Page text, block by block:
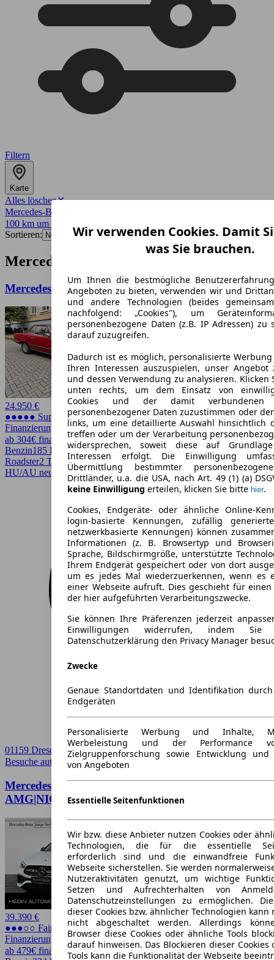
Wir verwenden Cookies. Damit
was Sie brauchen.
Um Ihnen die bestmögliche
Angeboten zu bieten, verwenden wir und
und andere Technologien (beides
nachfolgend: „Cookies"), um
personenbezogene Daten (z.B. IP Adressen) zu
darauf zuzugreifen.
Dadurch ist es möglich, personalisierte
Ihren Interessen auszuspielen, unser Angebot
und dessen Verwendung zu analysieren. Klicken
unten rechts, um dem Einsatz von
Cookies und der damit verbundenen
personenbezogener Daten zuzustimmen oder
links, um eine detaillierte Auswahl hinsichtlich
treffen oder um der Verarbeitung
widersprechen, soweit diese auf
Interessen erfolgt. Die Einwilligung
Übermittlung bestimmter
Drittländer, u.a. die USA, nach Art. 49 (1) (a)
keine Einwilligung erteilen, klicken Sie bitte hier.
Cookies, Endgeräte- oder ähnliche Online-
login-basierte Kennungen, zufällig
netzwerkbasierte Kennungen) können
Informationen (z. B. Browsertyp und
Sprache, Bildschirmgröße, unterstützte
Ihrem Endgerät gespeichert oder von dort
um es jedes Mal wiederzuerkennen, wenn es
einer Webseite aufruft. Dies geschieht für
der hier aufgeführten Verarbeitungszwecke.
Sie können Ihre Präferenzen jederzeit
Einwilligungen widerrufen, indem
Datenschutzerklärung den Privacy Manager
Zwecke
Genaue Standortdaten und Identifikation
Endgeräten
Personalisierte Werbung und Inhalte,
Werbeleistung und der Performance
Zielgruppenforschung sowie Entwicklung und
von Angeboten
Essentielle Seitenfunktionen
Wir bzw. diese Anbieter nutzen Cookies oder
Technologien, die für die essentielle
erforderlich sind und die einwandfreie
Webseite sicherstellen. Sie werden
Nutzeraktivitäten genutzt, um wichtige
Setzen und Aufrechterhalten von
Datenschutzeinstellungen zu ermöglichen.
dieser Cookies bzw. ähnlicher Technologien kann
nicht abgeschaltet werden. Allerdings
Browser diese Cookies oder ähnliche Tools
darauf hinweisen. Das Blockieren dieser
Tools kann die Funktionalität der Webseite
Filtern
Karte
Alles löschen✕
Mercedes-Benz
100 km um 2826
Sortieren:
Mercedes-Benz-Angebote in Görlitz
Mercedes-Benz SL 280 (107) Oldtimer ClassicData 2
24.950 €
●●●●● Super Preis
Finanzierung möglich
ab 304€ finanzieren ↗
Benzin185 PS (136 kW)114.700 kmEZ 08/1986AutomatikCabrio /
Roadster2 Türen
HU/AU neu, Lederausstattung, Scheckheftgepflegt, Sitzheizung
01159 Dresden
Besuche autoscout24.de➚
Mercedes-Benz GLA 250 4M
AMG|NIGHT|DISTR|KAMERA|SHZ|AHK
39.390 €
●●●○○ Fairer Preis
Finanzierung möglich
ab 479€ finanzieren ↗